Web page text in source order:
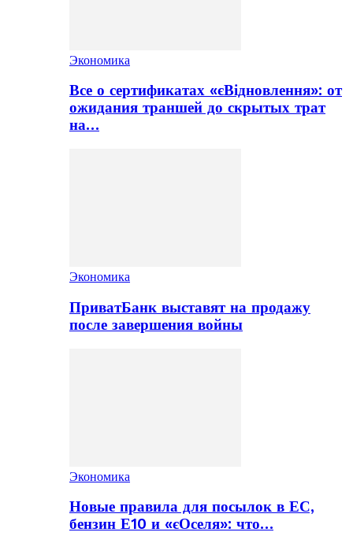
Экономика
Все о сертификатах «єВідновлення»: от
ожидания траншей до скрытых трат
на…
Экономика
ПриватБанк выставят на продажу
после завершения войны
Экономика
Новые правила для посылок в ЕС,
бензин Е10 и «єОселя»: что…